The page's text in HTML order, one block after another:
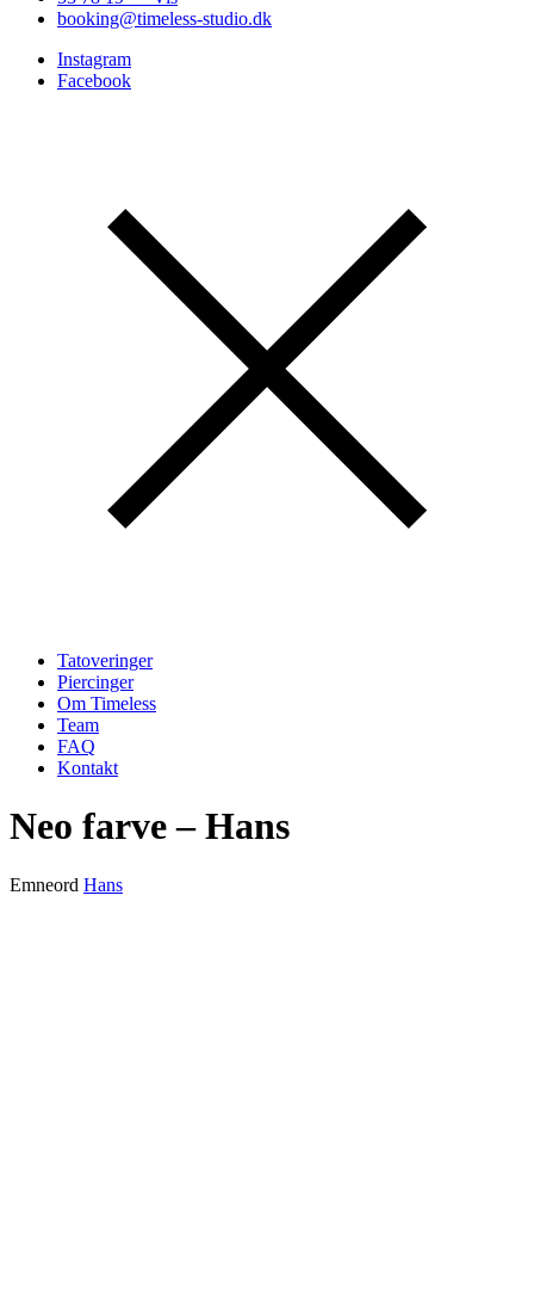
booking@timeless-studio.dk
Instagram
Facebook
Tatoveringer
Piercinger
Om Timeless
Team
FAQ
Kontakt
Neo farve – Hans
Emneord Hans